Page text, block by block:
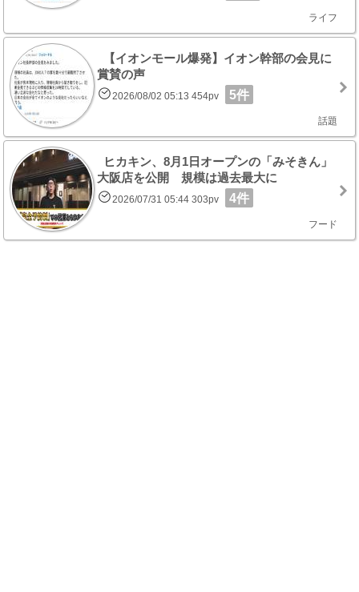
ライフ
【イオンモール爆発】イオン幹部の会見に
賞賛の声
2026/08/02 05:13 454pv 5件
話題
ヒカキン、8月1日オープンの「みそきん」
大阪店を公開 規模は過去最大に
2026/07/31 05:44 303pv 4件
フード